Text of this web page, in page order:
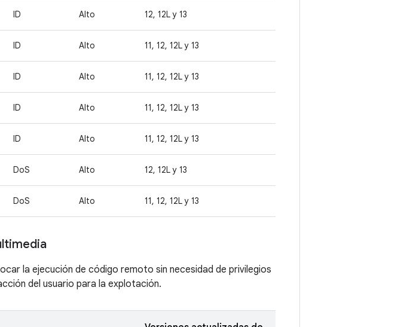
ID Alto 12, 12L y 13
ID Alto 11, 12, 12L y 13
ID Alto 11, 12, 12L y 13
ID Alto 11, 12, 12L y 13
ID Alto 11, 12, 12L y 13
DoS Alto 12, 12L y 13
DoS Alto 11, 12, 12L y 13
la ejecución de código remoto sin necesidad de privilegios
del usuario para la explotación.